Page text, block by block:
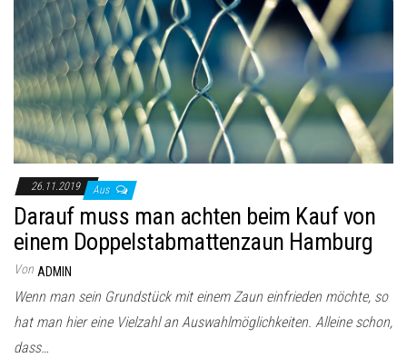
26.11.2019 Aus
Darauf muss man achten beim Kauf von
einem Doppelstabmattenzaun Hamburg
Von ADMIN
Wenn man sein Grundstück mit einem Zaun einfrieden möchte, so
hat man hier eine Vielzahl an Auswahlmöglichkeiten. Alleine schon,
dass…